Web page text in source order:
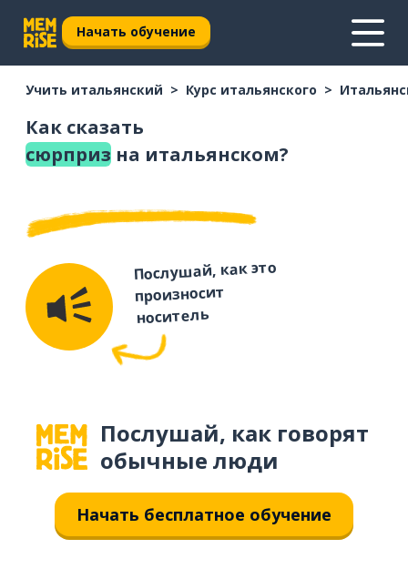
Начать обучение
Учить итальянский Курс итальянского
Как сказать
сюрприз на итальянском?
Послушай, как это
произносит
носитель
Послушай, как говорят
обычные люди
Начать бесплатное обучение